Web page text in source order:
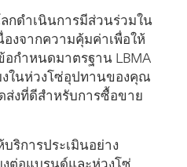
กดําเนินการมีส่วนร่วมใน
งจากความคุ้มค่าเพื่อให้
กําหนดมาตรฐาน LBMA
งในห่วงโซ่อุปทานของคุณ
ส่งที่ดีสําหรับการซื้อขาย
บริการประเมินอย่าง